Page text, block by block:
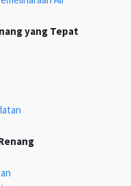
yang Tepat